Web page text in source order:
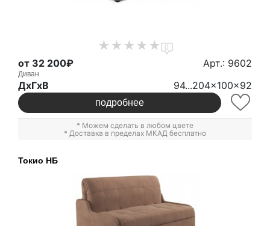
0
от 32 200₽ Арт.: 9602
Диван
ДxГxВ 94...204x100x92
подробнее
* Можем сделать в любом цвете
* Доставка в пределах МКАД бесплатно
Токио НБ